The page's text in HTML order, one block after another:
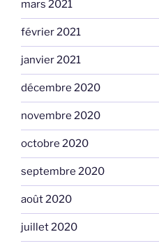
mars 2021
février 2021
janvier 2021
décembre 2020
novembre 2020
octobre 2020
septembre 2020
août 2020
juillet 2020